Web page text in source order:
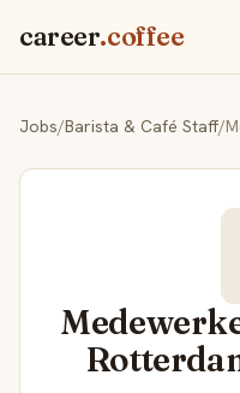
career.coffee
Jobs/Barista & Café Staff/